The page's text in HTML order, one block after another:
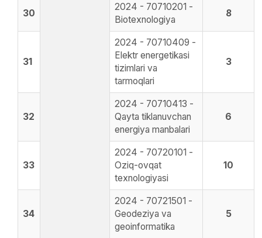
30
2024 - 70710201 -
Biotexnologiya
8
31
2024 - 70710409 -
Elektr energetikasi
tizimlari va
tarmoqlari
3
32
2024 - 70710413 -
Qayta tiklanuvchan
energiya manbalari
6
33
2024 - 70720101 -
Oziq-ovqat
texnologiyasi
10
34
2024 - 70721501 -
Geodeziya va
geoinformatika
5